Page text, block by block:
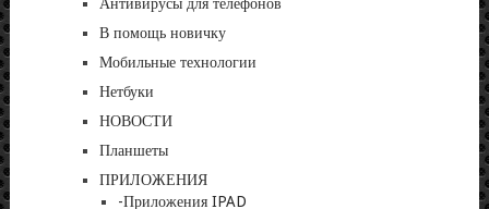
В помощь новичку
Мобильные технологии
Нетбуки
НОВОСТИ
Планшеты
ПРИЛОЖЕНИЯ
-Приложения IPAD